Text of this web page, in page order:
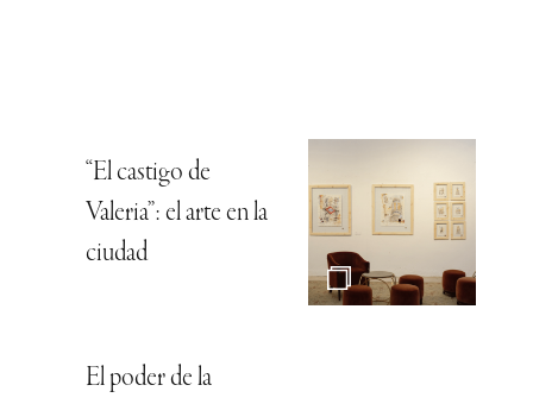
“El castigo de
Valeria”: el arte en la
ciudad
El poder de la